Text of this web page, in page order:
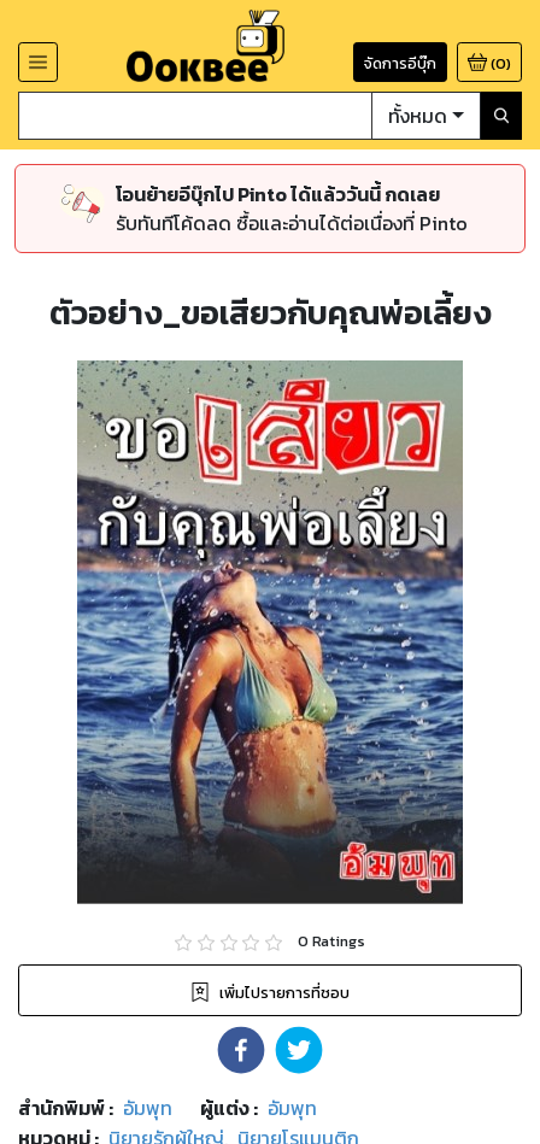
จัดการอีบุ๊ก (0)
ทั้งหมด
โอนย้ายอีบุ๊กไป Pinto ได้แล้ววันนี้ กดเลย
รับทันทีโค้ดลด ซื้อและอ่านได้ต่อเนื่องที่ Pinto
ตัวอย่าง_ขอเสียวกับคุณพ่อเลี้ยง
0 Ratings
เพิ่มไปรายการที่ชอบ
สำนักพิมพ์: อัมพุท ผู้แต่ง : อัมพุท
หมวดหมู่: นิยายรักผู้ใหญ่, นิยายโรแมนติก